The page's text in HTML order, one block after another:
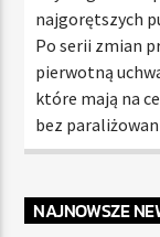
najgorętszych
Po serii zmian
pierwotną
które mają na
bez
NAJNOWSZE